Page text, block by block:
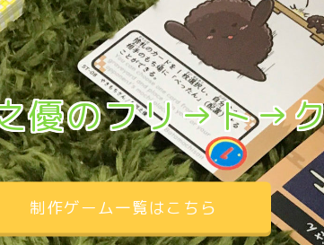
優のフリ→ト→
制作ゲーム一覧はこちら